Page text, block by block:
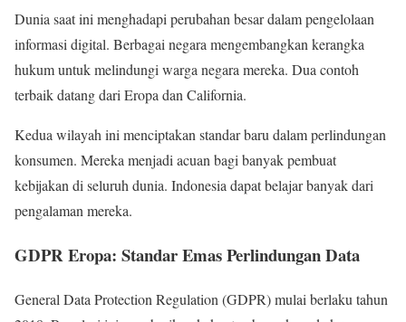
Dunia saat ini menghadapi perubahan besar dalam pengelolaan
informasi digital. Berbagai negara mengembangkan kerangka
hukum untuk melindungi warga negara mereka. Dua contoh
terbaik datang dari Eropa dan California.
Kedua wilayah ini menciptakan standar baru dalam perlindungan
konsumen. Mereka menjadi acuan bagi banyak pembuat
kebijakan di seluruh dunia. Indonesia dapat belajar banyak dari
pengalaman mereka.
GDPR Eropa: Standar Emas Perlindungan Data
General Data Protection Regulation (GDPR) mulai berlaku tahun